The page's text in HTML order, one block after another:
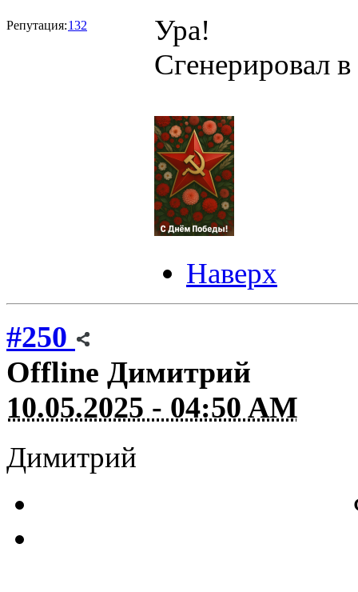
Репутация:132
Ура!
Сгенерировал
Наверх
#250
Offline Димитрий
10.05.2025 - 04:50 AM
Димитрий